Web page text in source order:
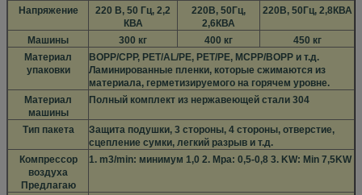
Напряжение
220 В, 50 Гц, 2,2
КВА
220В, 50Гц,
2,6КВА
220В, 50Гц, 2,8КВА
Машины 300 кг 400 кг
450 кг
Материал
упаковки
BOPP/CPP, PET/AL/PE, PET/PE, MCPP/BOPP и т.д.
Ламинированные пленки, которые сжимаются из
материала, герметизируемого на горячем уровне.
Материал
машины
Полный комплект из нержавеющей стали 304
Тип пакета
Защита подушки, 3 стороны, 4 стороны, отверстие,
сцепление сумки, легкий разрыв и т.д.
Компрессор
воздуха
Предлагаю
1. m3/min: минимум 1,0 2. Mpa: 0,5-0,8 3. KW: Min 7,5KW